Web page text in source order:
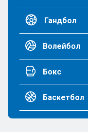
Гандбол
Волейбол
Бокс
Баскетбол